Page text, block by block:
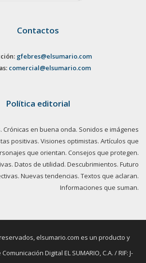
Contactos
gfebres@elsumario.com
comercial@elsumario.com
Política editorial
Crónicas en buena onda. Sonidos e imágenes
positivas. Visiones optimistas. Artículos que
que orientan. Consejos que protegen.
Datos de utilidad. Descubrimientos. Futuro
Nuevas tendencias. Textos que aclaran.
Informaciones que suman.
elsumario.com es un producto y
Digital EL SUMARIO, C.A. / RIF: J-